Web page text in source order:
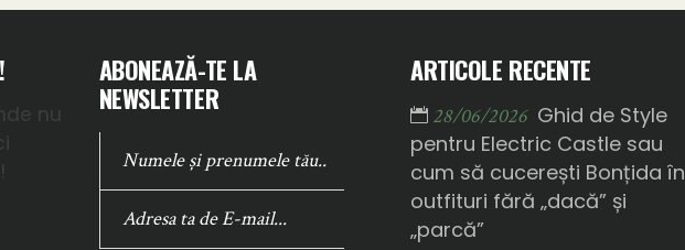
nu
ABONEAZĂ-TE LA
NEWSLETTER
ARTICOLE RECENTE
28/06/2026 Ghid de Style
pentru Electric Castle sau
cum să cucerești Bonțida în
outfituri fără „dacă” și
„parcă”